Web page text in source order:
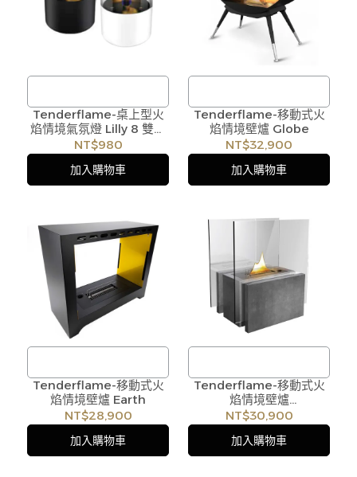
遇庫存不足無法下單，亦歡
迎洽詢客服。
遇庫存不足無法下單，亦歡
迎洽詢客服。
/
訂購注意事項 :
商品流動性快且多個平台共
用庫存，偶有下單後缺貨情
出貨，本公司將有權取消訂
單，造成不便尚請見諒。如
遇庫存不足無法下單，亦歡
迎洽詢客服。
Tenderflame-桌上型火
焰情境氣氛燈 Lilly 8 雙杯
組
NT$980
加入購物車
/
訂購注意事項 :
商品流動性快且多個平台共
用庫存，偶有下單後缺貨情
繫交期或更換商品，如無法
出貨，本公司將有權取消訂
單，造成不便尚請見諒。如
遇庫存不足無法下單，亦歡
Tenderflame-移動式火
焰情境壁爐 Globe
NT$32,900
加入購物車
/
訂購注意事項 :
商品流動性快且多個平台共
用庫存，偶有下單後缺貨情
Tenderflame-移動式火
焰情境壁爐 Earth
NT$28,900
加入購物車
/
訂購注意事項 :
商品流動性快且多個平台共
用庫存，偶有下單後缺貨情
Tenderflame-移動式火
焰情境壁爐
Freestanding 180
NT$30,900
加入購物車